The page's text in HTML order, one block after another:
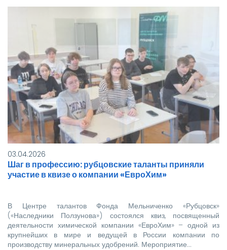
Необходимые документы:
• Медицинская справка
RW, осмотр на чесотку и педикулез)
• Для первокурсников — два фото
3х4
Важно: студенты, не достигшие 18 лет,
должны явиться на заселение в
сопровождении родителей.
Если у вас возникли вопросы,
обращайтесь по телефону: 8-385-
57-5-98-65.
Ждем вас!
03.04.2026
Шаг в профессию: рубцовские таланты приняли
участие в квизе о компании «ЕвроХим»
В Центре талантов Фонда Мельниченко «Рубцовск»
(«Наследники Ползунова») состоялся квиз, посвященный
деятельности химической компании «ЕвроХим» – одной из
крупнейших в мире и ведущей в России компании по
производству минеральных удобрений. Мероприятие…